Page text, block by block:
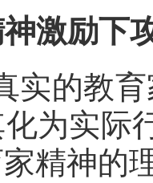
激励下
实的教
为实际
精神的